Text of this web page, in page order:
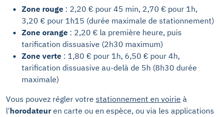
Zone rouge : 2,20 € pour 45 min, 2,70 € pour 1h,
3,20 € pour 1h15 (durée maximale de stationnement)
Zone orange : 2,20 € la première heure, puis
tarification dissuasive (2h30 maximum)
Zone verte : 1,80 € pour 1h, 6,50 € pour 4h,
tarification dissuasive au-delà de 5h (8h30 durée
maximale)
Vous pouvez régler votre stationnement en voirie à
l'horodateuren carte ou en espèce, ou via les applications